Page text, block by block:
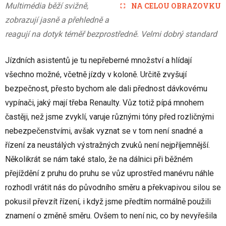
NA CELOU OBRAZOVKU
Multimédia běží svižně,
zobrazují jasně a přehledně a
reagují na dotyk téměř bezprostředně. Velmi dobrý standard
Jízdních asistentů je tu nepřeberné množství a hlídají
všechno možné, včetně jízdy v koloně. Určitě zvyšují
bezpečnost, přesto bychom ale dali přednost dávkovému
vypínači, jaký mají třeba Renaulty. Vůz totiž pípá mnohem
častěji, než jsme zvyklí, varuje různými tóny před rozličnými
nebezpečenstvími, avšak vyznat se v tom není snadné a
řízení za neustálých výstražných zvuků není nejpříjemnější.
Několikrát se nám také stalo, že na dálnici při běžném
přejíždění z pruhu do pruhu se vůz uprostřed manévru náhle
rozhodl vrátit nás do původního směru a překvapivou silou se
pokusil převzít řízení, i když jsme předtím normálně použili
znamení o změně směru. Ovšem to není nic, co by nevyřešila